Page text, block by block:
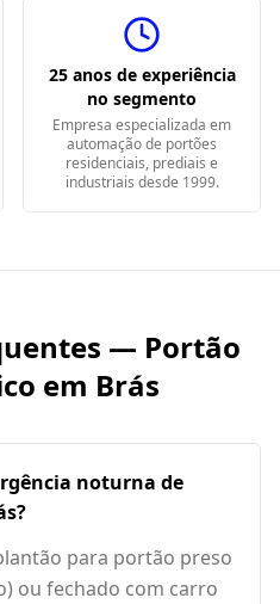
25 anos de experiência
no segmento
Empresa especializada em
automação de portões
residenciais, prediais e
industriais desde 1999.
— Portão
em Brás
noturna de
para portão preso
ou fechado com carro